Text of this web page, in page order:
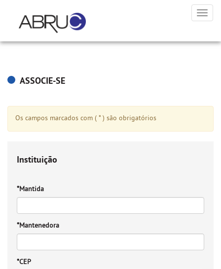
ASSOCIE-SE
Os campos marcados com ( * ) são obrigatórios
Instituição
*Mantida
*Mantenedora
*CEP